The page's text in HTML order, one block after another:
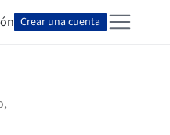
Crear una cuenta